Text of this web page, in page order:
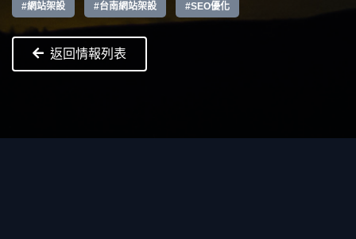
#網站架設 #台南網站架設 #SEO優化
返回情報列表